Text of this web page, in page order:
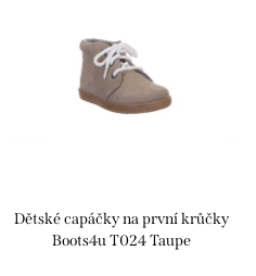
u
o
Dětské capáčky na první krůčky
Boots4u T024 Taupe